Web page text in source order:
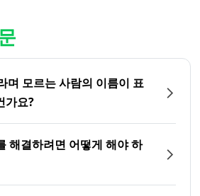
며 모르는 사람의 이름이 표
가요?
해결하려면 어떻게 해야 하